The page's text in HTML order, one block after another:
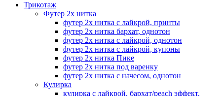
Трикотаж
Футер 2х нитка
футер 2х нитка с лайкрой, принты
футер 2х нитка бархат, однотон
футер 2х нитка с лайкрой, однотон
футер 2х нитка с лайкрой, купоны
футер 2х нитка Пике
футер 2х нитка под варенку
футер 2х нитка с начесом, однотон
Кулирка
кулирка с лайкрой, бархат/peach эффект,